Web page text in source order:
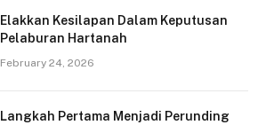
Elakkan Kesilapan Dalam Keputusan
Pelaburan Hartanah
February 24, 2026
Langkah Pertama Menjadi Perunding